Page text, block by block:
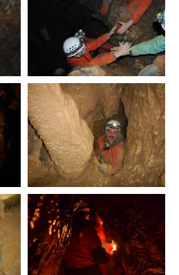
an der KAP ZQ EP?
▼
▼
UND TEILNEHMERINNEN
▼
▼